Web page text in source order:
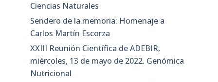
Ciencias Naturales
Sendero de la memoria: Homenaje a
Carlos Martín Escorza
XXIII Reunión Científica de ADEBIR,
miércoles, 13 de mayo de 2022. Genómica
Nutricional